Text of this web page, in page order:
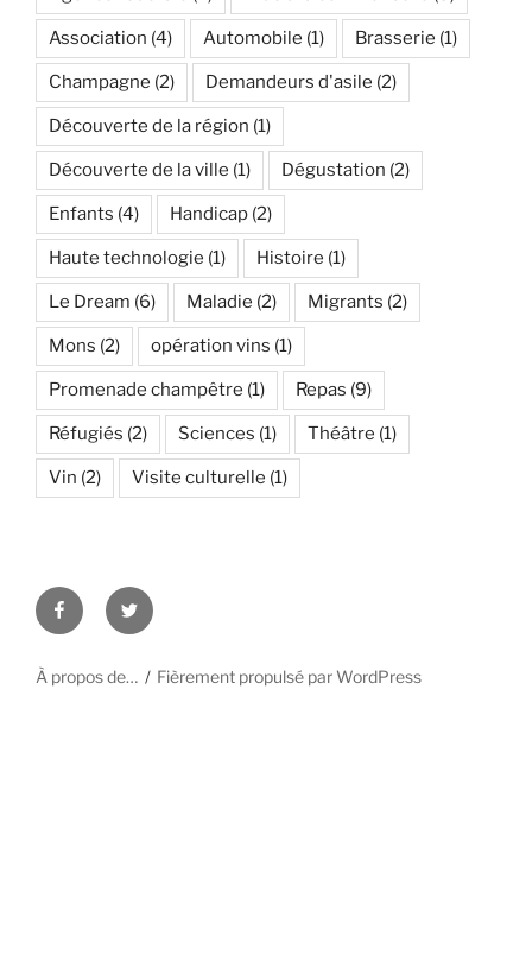
Association (4) Automobile (1) Brasserie (1)
Champagne (2) Demandeurs d'asile (2)
Découverte de la région (1)
Découverte de la ville (1) Dégustation (2)
Enfants (4) Handicap (2)
Haute technologie (1) Histoire (1)
Le Dream (6) Maladie (2) Migrants (2)
Mons (2) opération vins (1)
Promenade champêtre (1) Repas (9)
Réfugiés (2) Sciences (1) Théâtre (1)
Vin (2) Visite culturelle (1)
FacebookTwitter
À propos de… Fièrement propulsé par WordPress